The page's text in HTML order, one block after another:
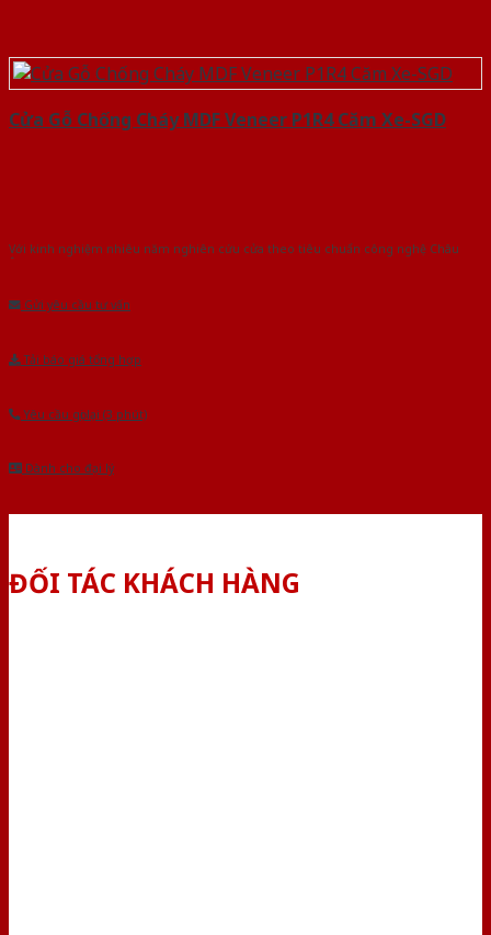
Cửa Gỗ Chống Cháy MDF Veneer P1R4 Căm Xe-SGD
Với kinh nghiệm nhiêu năm nghiên cứu cửa theo tiêu chuẩn công nghệ Châu
Gửi yêu cầu tư vấn
Tải báo giá tổng hợp
Yêu cầu gọi lại (3 phút)
Dành cho đại lý
ĐỐI TÁC KHÁCH HÀNG